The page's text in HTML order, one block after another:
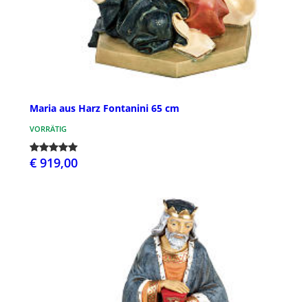
Maria aus Harz Fontanini 65 cm
VORRÄTIG
€ 919,00